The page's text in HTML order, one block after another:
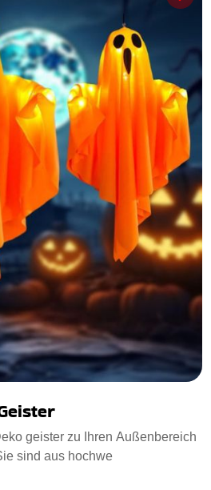
geister zu Ihren Außenbereich
sind aus hochwe